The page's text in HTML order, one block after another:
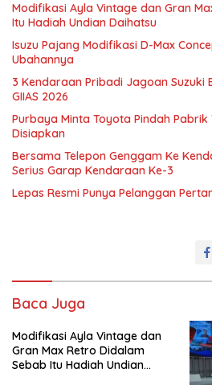
Modifikasi Ayla Vintage dan Gran
Itu Hadiah Undian Daihatsu
Isuzu Pajang Modifikasi D-Max
Ubahannya
3 Kendaraan Pribadi Jagoan Suzuki
GIIAS 2026
Purbaya Minta Toyota Pindah Pabrik
Disiapkan
Bersama Telepon Genggam Ke
Serius Garap Kendaraan Ke-3
Lepas Resmi Punya Pelanggan
Baca Juga
Modifikasi Ayla Vintage dan
Gran Max Retro Didalam
Sebab Itu Hadiah Undian